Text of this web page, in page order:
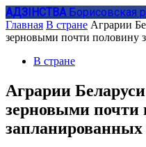
АДЗIНСТВА Борисовская
Главная В стране Аграрии
зерновыми почти половину
В стране
Аграрии
зерновыми почти